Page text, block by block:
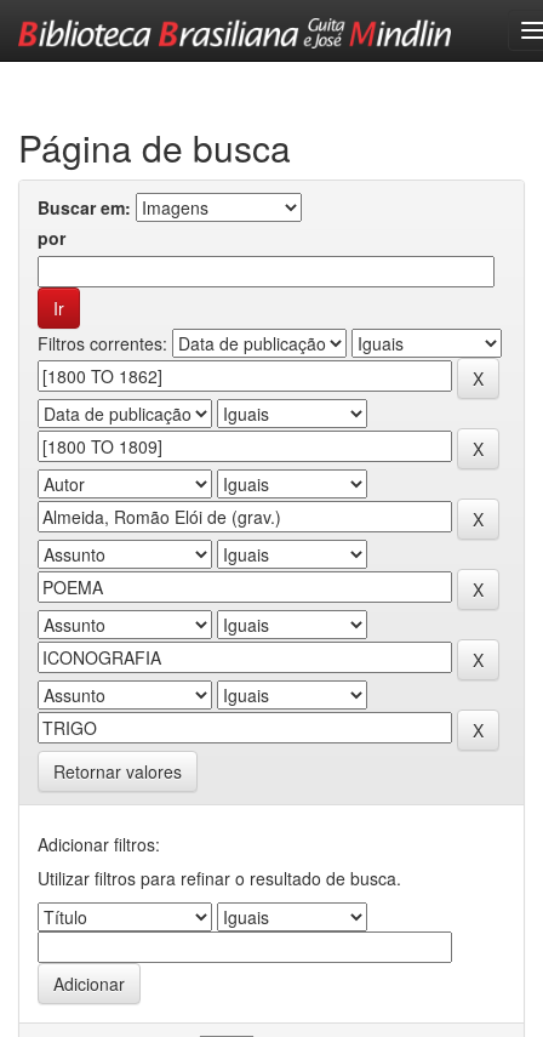
Página de busca
Buscar em:
por
Filtros correntes:
Retornar valores
Adicionar filtros:
Utilizar filtros para refinar o resultado de busca.